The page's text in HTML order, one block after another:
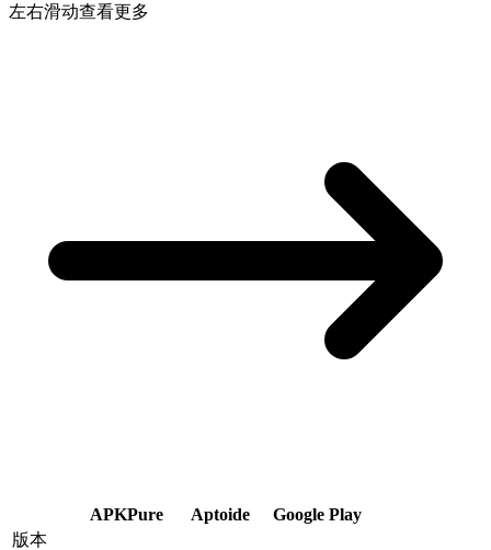
左右滑动查看更多
APKPure Aptoide
Google Play
版本